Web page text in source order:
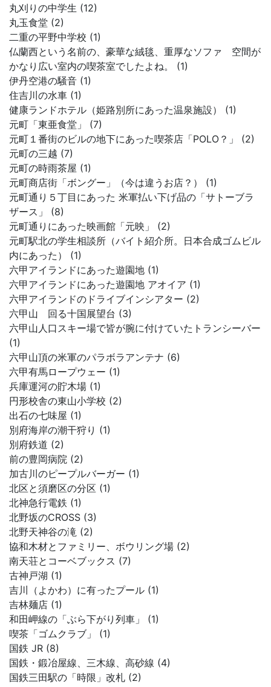
丸刈りの中学生 (12)
丸玉食堂 (2)
二重の平野中学校 (1)
仏蘭西という名前の、豪華な絨毯、重厚なソファ 空間が
かなり広い室内の喫茶室でしたよね。 (1)
伊丹空港の騒音 (1)
住吉川の水車 (1)
健康ランドホテル（姫路別所にあった温泉施設） (1)
元町「東亜食堂」 (7)
元町１番街のビルの地下にあった喫茶店「POLO？」 (2)
元町の三越 (7)
元町の時雨茶屋 (1)
元町商店街「ボングー」（今は違うお店？） (1)
元町通り５丁目にあった 米軍払い下げ品の「サトーブラ
ザース」 (8)
元町通りにあった映画館「元映」 (2)
元町駅北の学生相談所（バイト紹介所。日本合成ゴムビル
内にあった） (1)
六甲アイランドにあった遊園地 (1)
六甲アイランドにあった遊園地 アオイア (1)
六甲アイランドのドライブインシアター (2)
六甲山 回る十国展望台 (3)
六甲山人口スキー場で皆が腕に付けていたトランシーバー
(1)
六甲山頂の米軍のパラボラアンテナ (6)
六甲有馬ロープウェー (1)
兵庫運河の貯木場 (1)
円形校舎の東山小学校 (2)
出石の七味屋 (1)
別府海岸の潮干狩り (1)
別府鉄道 (2)
前の豊岡病院 (2)
加古川のピープルバーガー (1)
北区と須磨区の分区 (1)
北神急行電鉄 (1)
北野坂のCROSS (3)
北野天神谷の滝 (2)
協和木材とファミリー、ボウリング場 (2)
南天荘とコーベブックス (7)
古神戸湖 (1)
吉川（よかわ）に有ったプール (1)
吉林麺店 (1)
和田岬線の「ぶら下がり列車」 (1)
喫茶「ゴムクラブ」 (1)
国鉄 JR (8)
国鉄・鍛冶屋線、三木線、高砂線 (4)
国鉄三田駅の「時限」改札 (2)